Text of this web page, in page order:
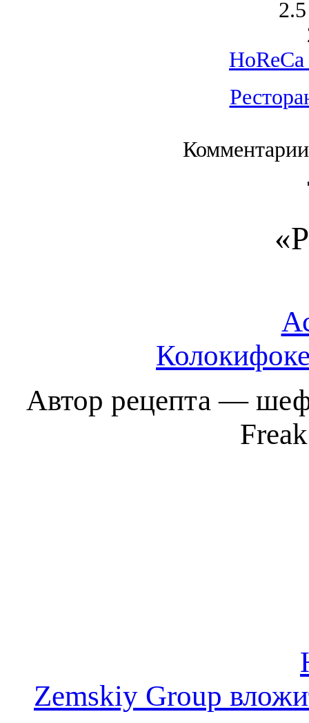
Автор рецепта —
Zemskiy Group